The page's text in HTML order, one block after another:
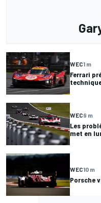
WEC1 m
Ferrari
WEC9 m
Les
met en
WEC10 m
Porsche